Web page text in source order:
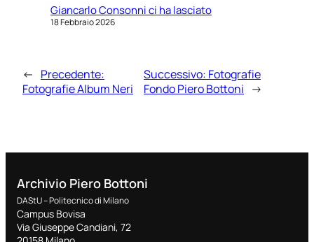
Giancarlo Consonni ci ha lasciato
18 Febbraio 2026
← Precedente:
Fotografie Album Neri
Successivo: Fotografie
Fondo Piero Bottoni →
Archivio Piero Bottoni
DAStU – Politecnico di Milano
Campus Bovisa
Via Giuseppe Candiani, 72